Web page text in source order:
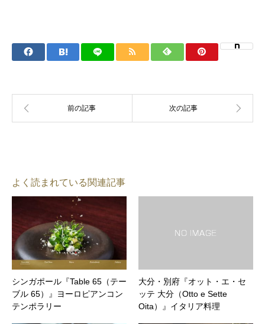
よく読まれている関連記事
シンガポール『Table 65（テー
ブル 65）』ヨーロピアンコン
テンポラリー
大分・別府『オット・エ・セ
ッテ 大分（Otto e Sette
Oita）』イタリア料理